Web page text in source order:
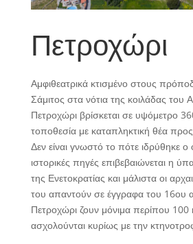
Πετροχώρι
Αμφιθεατρικά κτισμένο στους
Σάμιτος στα νότια της κοιλάδας του
Πετροχώρι βρίσκεται σε υψόμετρο
τοποθεσία με καταπληκτική θέα
Δεν είναι γνωστό το πότε ιδρύθηκε
ιστορικές πηγές επιβεβαιώνεται η
της Ενετοκρατίας και μάλιστα οι
του απαντούν σε έγγραφα του 16ου
Πετροχώρι ζουν μόνιμα περίπου 100
ασχολούνται κυρίως με την